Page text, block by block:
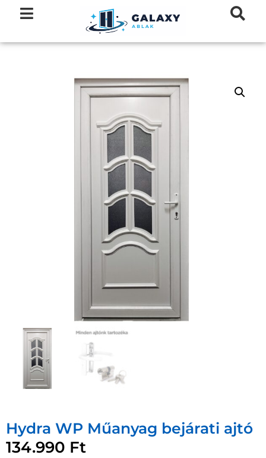
Hydra WP Műanyag bejárati ajtó
134.990 Ft